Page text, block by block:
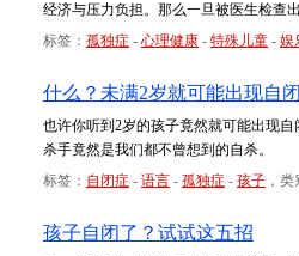
经济与压力负担。那么一旦被医生检查
标签： 孤独症 - 心理健康 - 特殊儿童 - 娱
什么？未满2岁就可能出现自闭
也许你听到2岁的孩子竟然就可能出现
杀手竟然是我们都不曾想到的自杀。
标签： 自闭症 - 语言 - 孤独症 - 孩子 ，
孩子自闭了？试试这五招